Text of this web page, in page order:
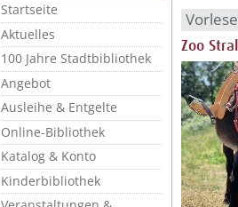
Startseite
Aktuelles
100 Jahre Stadtbibliothek
Angebot
Ausleihe & Entgelte
Online-Bibliothek
Katalog & Konto
Kinderbibliothek
Zoo